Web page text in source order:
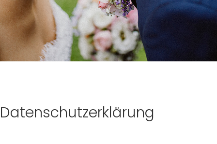
Datenschutzerklärung